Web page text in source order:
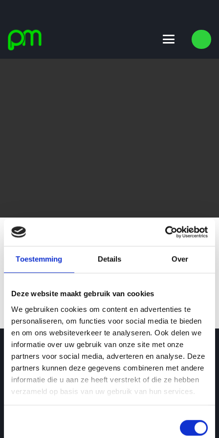
Toestemming Details Over
Deze website maakt gebruik van cookies
We gebruiken cookies om content en advertenties te
personaliseren, om functies voor social media te bieden
en om ons websiteverkeer te analyseren. Ook delen we
informatie over uw gebruik van onze site met onze
partners voor social media, adverteren en analyse. Deze
partners kunnen deze gegevens combineren met andere
informatie die u aan ze heeft verstrekt of die ze hebben
verzameld op basis van uw gebruik van hun services.
Lorem ipsum dolor sit amet, consectetuer adipiscing elit. Aenean commodo ligula eget dolor. Aenean massa. Cum sociis natoque penatibus et magnis dis parturient montes, nascetur ridiculus mus. Donec quam felis, ultricies nec, pellentesque eu, pretium quis, sem. Nulla consequat massa quis enim. Donec pede justo, fringilla vel, aliquet nec, vulputate eget, arcu. In enim justo, rhoncus ut, imperdiet a, venenatis vitae, justo. Nullam dictum felis eu pede mollis pretium. Integer tincidunt. Cras dapibus. Vivamus elementum semper nisi. Aenean vulputate eleifend tellus. Aenean leo ligula, porttitor eu, consequat vitae, eleifend ac, enim. Aliquam lorem ante, dapibus in, viverra quis, feugiat a, tellus. Phasellus viverra nulla ut metus varius laoreet. Quisque rutrum. Aenean imperdiet. Etiam ultricies nisi vel augue. Curabitur ullamcorper ultricies nisi. Nam eget dui.